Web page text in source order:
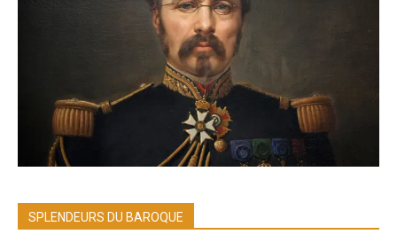
SPLENDEURS DU BAROQUE